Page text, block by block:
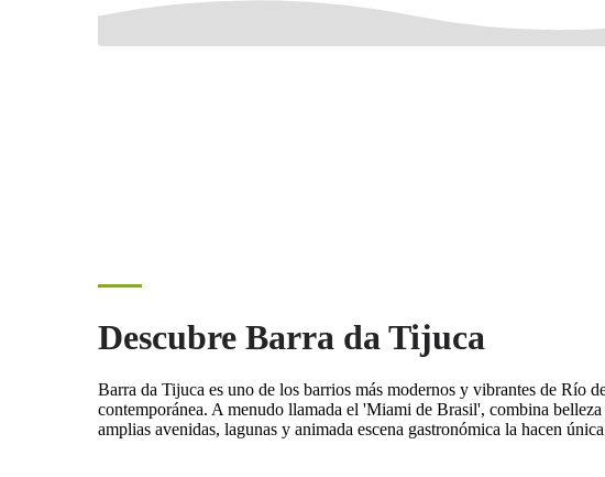
Descubre Barra da Tijuca
Barra da Tijuca es uno de los barrios más modernos y vibrantes de Río
contemporánea. A menudo llamada el 'Miami de Brasil', combina
amplias avenidas, lagunas y animada escena gastronómica la hacen